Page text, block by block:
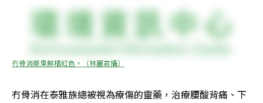
冇骨消漿果鮮橘紅色。（林麗君攝）
冇骨消在泰雅族總被視為療傷的靈藥，治療腰酸背痛、下